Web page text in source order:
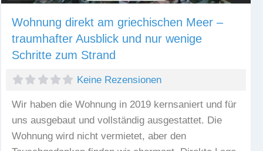
Wohnung direkt am griechischen Meer –
traumhafter Ausblick und nur wenige
Schritte zum Strand
Keine Rezensionen
Wir haben die Wohnung in 2019 kernsaniert und für
uns ausgebaut und vollständig ausgestattet. Die
Wohnung wird nicht vermietet, aber den